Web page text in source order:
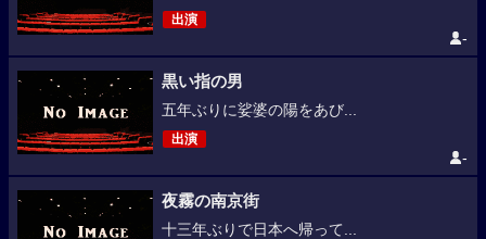
出演
-
黒い指の男
五年ぶりに娑婆の陽をあび...
出演
-
夜霧の南京街
十三年ぶりで日本へ帰って...